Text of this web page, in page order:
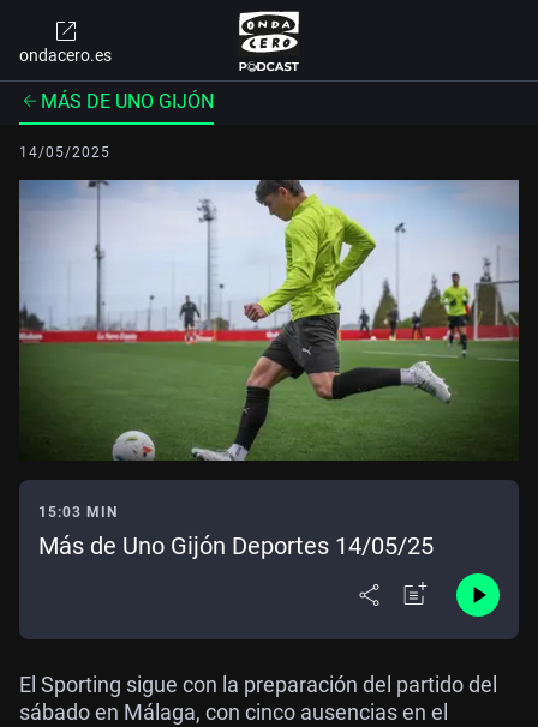
ondacero.es
MÁS DE UNO GIJÓN
14/05/2025
15:03 MIN
Más de Uno Gijón Deportes 14/05/25
El Sporting sigue con la preparación del partido del
sábado en Málaga, con cinco ausencias en el